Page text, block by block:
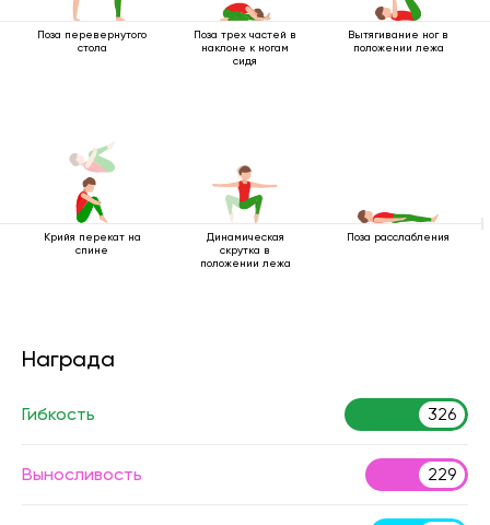
Поза перевернутого
стола
Поза трех частей в
наклоне к ногам
сидя
Вытягивание ног в
положении лежа
Крийя перекат на
спине
Динамическая
скрутка в
положении лежа
Поза расслабления
Награда
Гибкость 326
Выносливость 229